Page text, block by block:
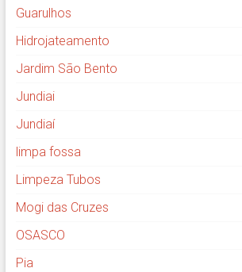
Guarulhos
Hidrojateamento
Jardim São Bento
Jundiai
Jundiaí
limpa fossa
Limpeza Tubos
Mogi das Cruzes
OSASCO
Pia